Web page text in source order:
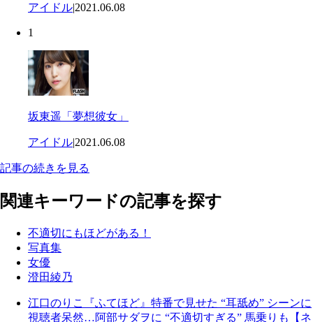
アイドル|2021.06.08
1
坂東遥「夢想彼女」
アイドル|2021.06.08
記事の続きを見る
関連キーワードの記事を探す
不適切にもほどがある！
写真集
女優
澄田綾乃
江口のりこ『ふてほど』特番で見せた “耳舐め” シーンに
視聴者呆然…阿部サダヲに “不適切すぎる” 馬乗りも【ネ